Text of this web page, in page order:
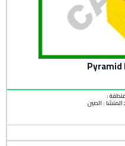
:
المنشأ : الصين